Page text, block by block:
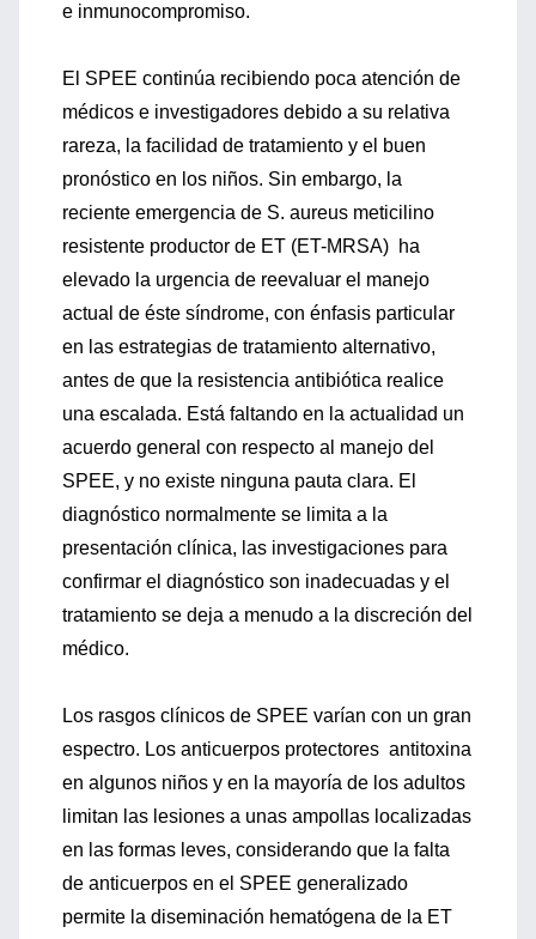
e inmunocompromiso.
El SPEE continúa recibiendo poca atención de
médicos e investigadores debido a su relativa
rareza, la facilidad de tratamiento y el buen
pronóstico en los niños. Sin embargo, la
reciente emergencia de S. aureus meticilino
resistente productor de ET (ET-MRSA) ha
elevado la urgencia de reevaluar el manejo
actual de éste síndrome, con énfasis particular
en las estrategias de tratamiento alternativo,
antes de que la resistencia antibiótica realice
una escalada. Está faltando en la actualidad un
acuerdo general con respecto al manejo del
SPEE, y no existe ninguna pauta clara. El
diagnóstico normalmente se limita a la
presentación clínica, las investigaciones para
confirmar el diagnóstico son inadecuadas y el
tratamiento se deja a menudo a la discreción del
médico.
Los rasgos clínicos de SPEE varían con un gran
espectro. Los anticuerpos protectores antitoxina
en algunos niños y en la mayoría de los adultos
limitan las lesiones a unas ampollas localizadas
en las formas leves, considerando que la falta
de anticuerpos en el SPEE generalizado
permite la diseminación hematógena de la ET